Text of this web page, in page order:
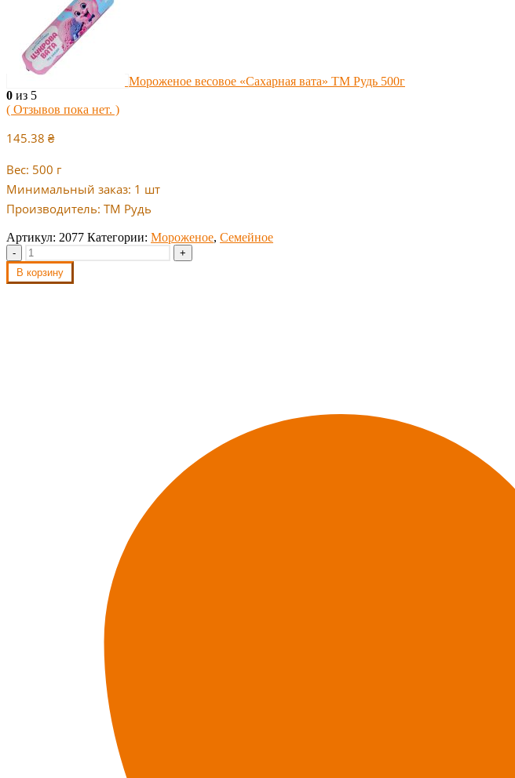
Мороженое весовое «Сахарная вата» ТМ Рудь 500г
0 из 5
( Отзывов пока нет. )
145.38 ₴
Вес: 500 г
Минимальный заказ: 1 шт
Производитель: ТМ Рудь
Артикул: 2077 Категории: Мороженое, Семейное
-
+
В корзину